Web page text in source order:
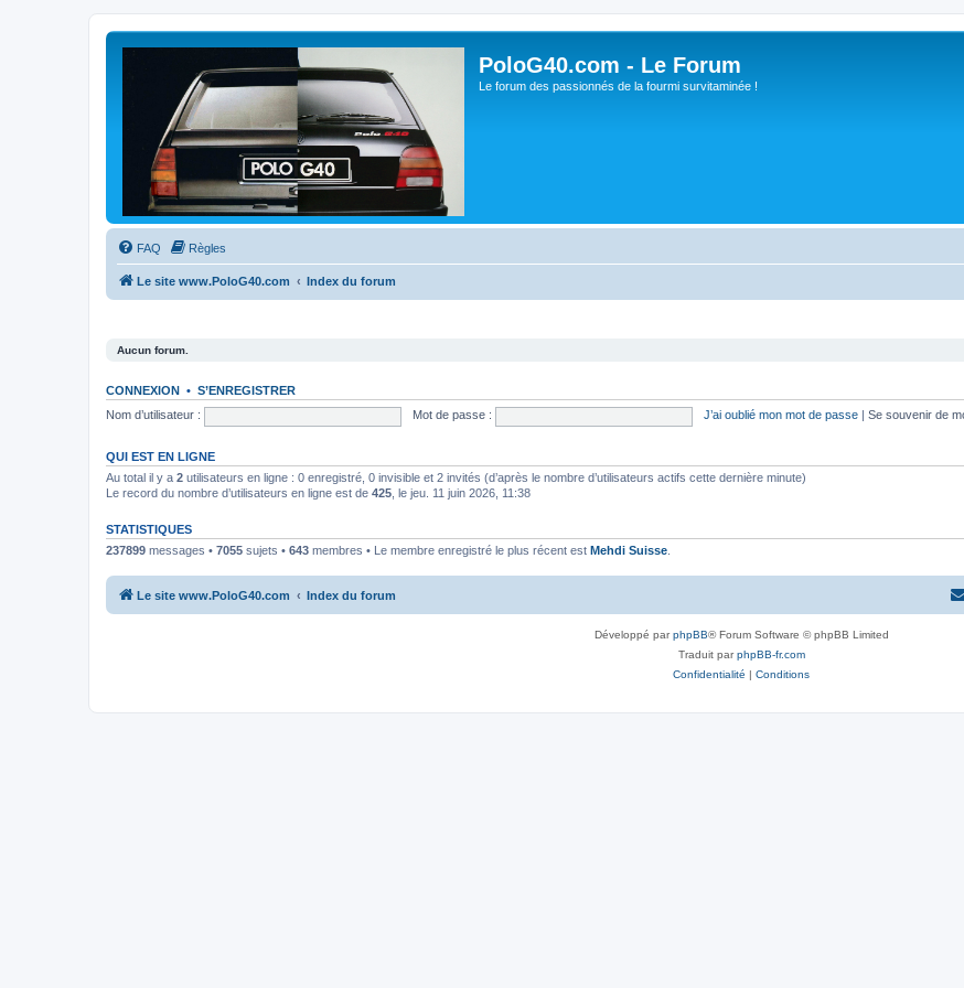
PoloG40.com - Le Forum
Le forum des passionnés de la fourmi survitaminée !
FAQ Règles
Le site www.PoloG40.com Index du forum
Aucun forum.
CONNEXION • S’ENREGISTRER
Nom d’utilisateur :
Mot de passe : J’ai oublié mon mot de passe Se souvenir de
QUI EST EN LIGNE
Au total il y a 2 utilisateurs en ligne : 0 enregistré, 0 invisible et 2 invités (d’après le nombre d’utilisateurs actifs cette dernière minute)
Le record du nombre d’utilisateurs en ligne est de 425 , le jeu. 11 juin 2026, 11:38
STATISTIQUES
237899 messages • 7055 sujets • 643 membres • Le membre enregistré le plus récent est Mehdi Suisse
Le site www.PoloG40.com Index du forum
Développé parphpBB® Forum Software © phpBB Limited
Traduit parphpBB-fr.com
Confidentialité | Conditions